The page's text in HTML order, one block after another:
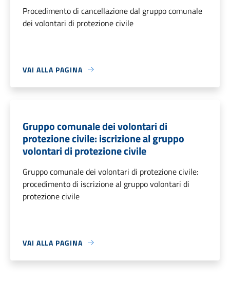
Procedimento di cancellazione dal gruppo comunale
dei volontari di protezione civile
VAI ALLA PAGINA
Gruppo comunale dei volontari di
protezione civile: iscrizione al gruppo
volontari di protezione civile
Gruppo comunale dei volontari di protezione civile:
procedimento di iscrizione al gruppo volontari di
protezione civile
VAI ALLA PAGINA